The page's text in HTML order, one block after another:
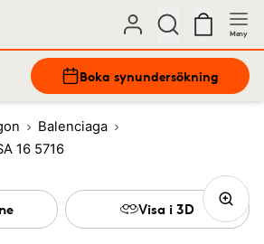
Meny
Boka synundersökning
Balenciaga
16 5716
Visa i 3D